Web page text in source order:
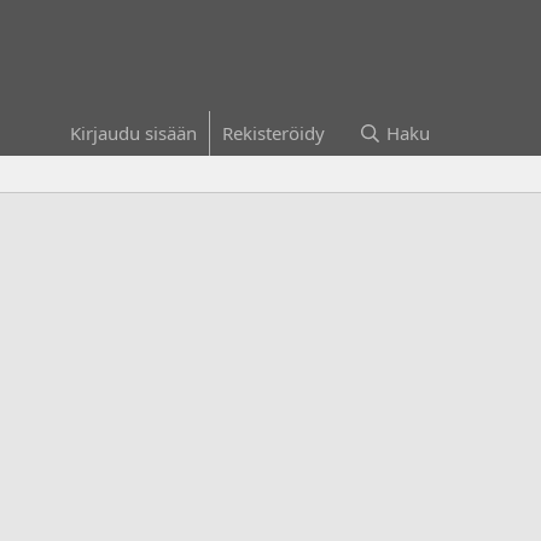
Kirjaudu sisään Rekisteröidy Haku